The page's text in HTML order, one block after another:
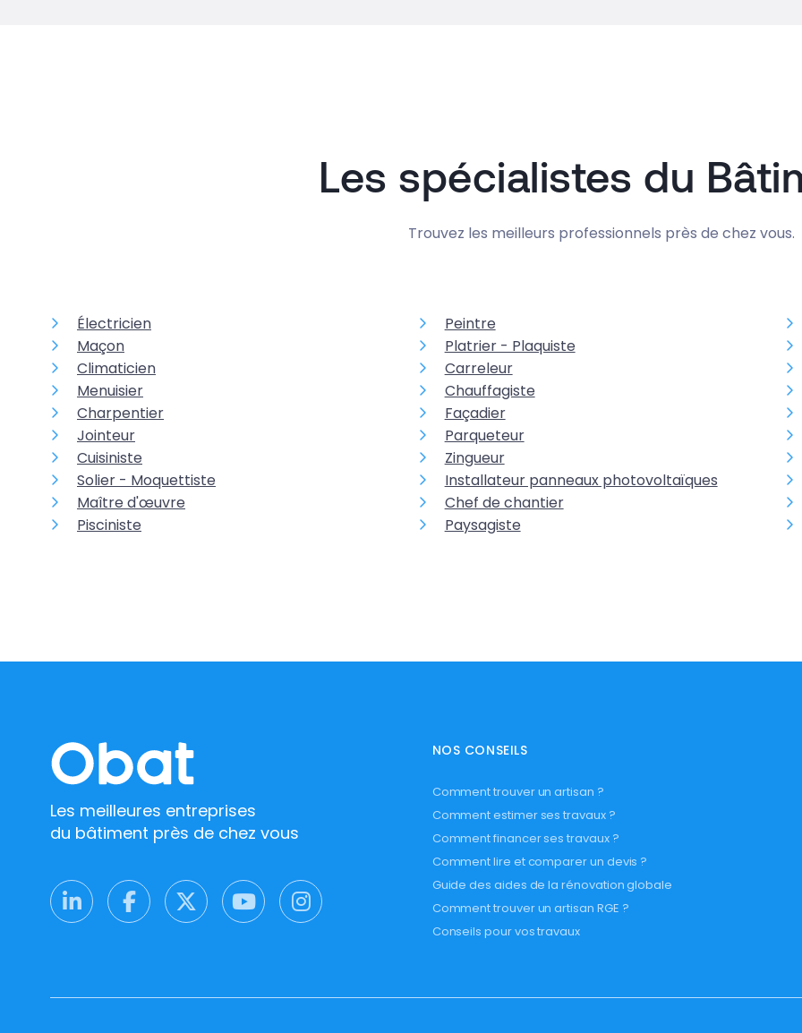
Les spécialistes du
Trouvez les meilleurs professionnels près de chez vous.
Électricien Peintre
Maçon
Platrier - Plaquiste
Climaticien
Carreleur
Menuisier
Chauffagiste
Charpentier
Façadier
Jointeur
Parqueteur
Cuisiniste
Zingueur
Solier - Moquettiste
Installateur panneaux photovoltaïques
Maître d'œuvre
Chef de chantier
Pisciniste
Paysagiste
Les meilleures entreprises
du bâtiment près de chez vous
NOS CONSEILS
Comment trouver un artisan ?
Comment estimer ses travaux ?
Comment financer ses travaux ?
Comment lire et comparer un devis ?
Guide des aides de la rénovation globale
Comment trouver un artisan RGE ?
Conseils pour vos travaux